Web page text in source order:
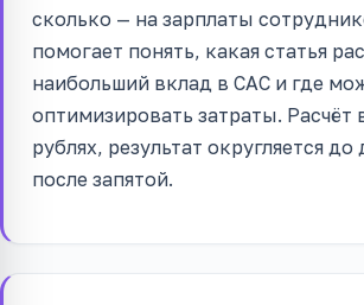
сколько — на зарплаты
помогает понять, какая статья
наибольший вклад в CAC и где
оптимизировать затраты. Расчёт
рублях, результат округляется до
после запятой.